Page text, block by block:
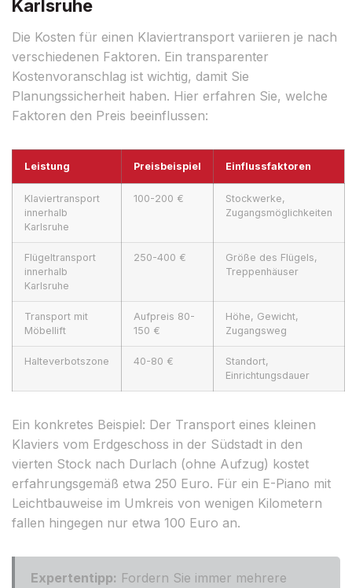
Karlsruhe
Die Kosten für einen Klaviertransport variieren je nach
verschiedenen Faktoren. Ein transparenter
Kostenvoranschlag ist wichtig, damit Sie
Planungssicherheit haben. Hier erfahren Sie, welche
Faktoren den Preis beeinflussen:
Leistung Preisbeispiel Einflussfaktoren
Klaviertransport
innerhalb
Karlsruhe
100-200 €
Stockwerke,
Zugangsmöglichkeiten
Flügeltransport
innerhalb
Karlsruhe
250-400 €
Größe des Flügels,
Treppenhäuser
Transport mit
Möbellift
Aufpreis 80-
150 €
Höhe, Gewicht,
Zugangsweg
Halteverbotszone 40-80 €
Standort,
Einrichtungsdauer
Ein konkretes Beispiel: Der Transport eines kleinen
Klaviers vom Erdgeschoss in der Südstadt in den
vierten Stock nach Durlach (ohne Aufzug) kostet
erfahrungsgemäß etwa 250 Euro. Für ein E-Piano mit
Leichtbauweise im Umkreis von wenigen Kilometern
fallen hingegen nur etwa 100 Euro an.
Expertentipp: Fordern Sie immer mehrere